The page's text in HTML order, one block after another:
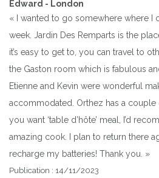
Edward - London
« I wanted to go somewhere where I
week. Jardin Des Remparts is the
it’s easy to get to, you can travel to
the Gaston room which is fabulous
Etienne and Kevin were wonderful
accommodated. Orthez has a couple
you want ‘table d’hôte’ meal, I’d
amazing cook. I plan to return there
recharge my batteries! Thank you. »
Publication : 14/11/2023